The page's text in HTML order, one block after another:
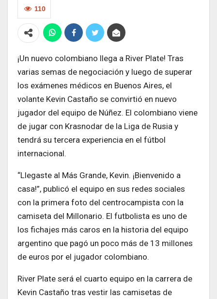
110
¡Un nuevo colombiano llega a River Plate! Tras
varias semas de negociación y luego de superar
los exámenes médicos en Buenos Aires, el
volante Kevin Castaño se convirtió en nuevo
jugador del equipo de Núñez. El colombiano viene
de jugar con Krasnodar de la Liga de Rusia y
tendrá su tercera experiencia en el fútbol
internacional.
“Llegaste al Más Grande, Kevin. ¡Bienvenido a
casa!”, publicó el equipo en sus redes sociales
con la primera foto del centrocampista con la
camiseta del Millonario. El futbolista es uno de
los fichajes más caros en la historia del equipo
argentino que pagó un poco más de 13 millones
de euros por el jugador colombiano.
River Plate será el cuarto equipo en la carrera de
Kevin Castaño tras vestir las camisetas de